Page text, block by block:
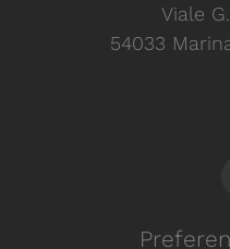
Viale
54033